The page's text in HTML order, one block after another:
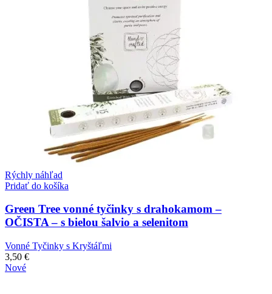
Rýchly náhľad
Pridať do košíka
Green Tree vonné tyčinky s drahokamom –
OČISTA – s bielou šalvio a selenitom
Vonné Tyčinky s Kryštáľmi
3,50 €
Nové